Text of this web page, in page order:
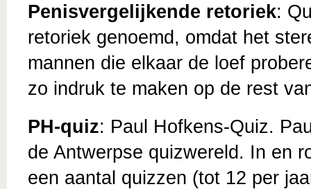
Penisvergelijkende retoriek:
retoriek genoemd, omdat het
mannen die elkaar de loef
zo indruk te maken op de rest
PH-quiz: Paul Hofkens-Quiz.
de Antwerpse quizwereld. In en
een aantal quizzen (tot 12 per